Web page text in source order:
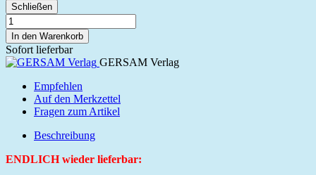
Schließen
In den Warenkorb
Sofort lieferbar
GERSAM Verlag
Empfehlen
Auf den Merkzettel
Fragen zum Artikel
Beschreibung
ENDLICH wieder lieferbar: